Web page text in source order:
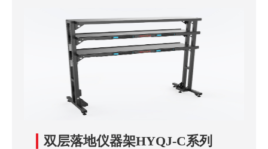
双层落地仪器架HYQJ-C系列